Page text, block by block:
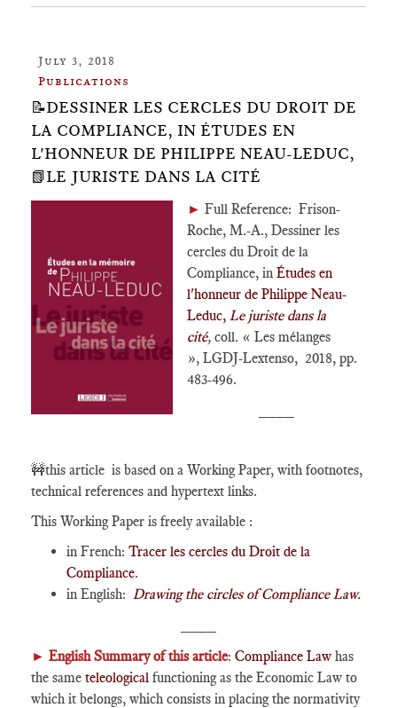
July 3, 2018
Publications
📝DESSINER LES CERCLES DU DROIT DE
LA COMPLIANCE, IN ÉTUDES EN
L'HONNEUR DE PHILIPPE NEAU-LEDUC,
📗LE JURISTE DANS LA CITÉ
► Full Reference: Frison-
Roche, M.-A., Dessiner les
cercles du Droit de la
Compliance, in Études en
l'honneur de Philippe Neau-
Leduc, Le juriste dans la
cité, coll. « Les mélanges
», LGDJ-Lextenso, 2018, pp.
483-496.
🚧this article is based on a Working Paper, with footnotes,
technical references and hypertext links.
This Working Paper is freely available :
in French: Tracer les cercles du Droit de la
Compliance.
in English: Drawing the circles of Compliance Law.
► English Summary of this article: Compliance Law has
the same teleological functioning as the Economic Law to
which it belongs, which consists in placing the normativity